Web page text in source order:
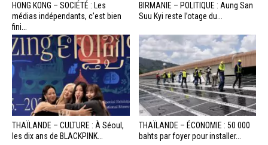
HONG KONG – SOCIÉTÉ : Les
médias indépendants, c’est bien
fini...
BIRMANIE – POLITIQUE : Aung San
Suu Kyi reste l’otage du...
THAÏLANDE – CULTURE : À Séoul,
les dix ans de BLACKPINK...
THAÏLANDE – ÉCONOMIE : 50 000
bahts par foyer pour installer...